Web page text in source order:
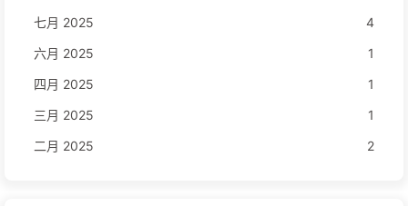
七月 2025
4
六月 2025
1
四月 2025
1
三月 2025
1
二月 2025
2